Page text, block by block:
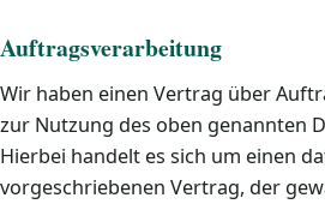
Auftragsverarbeitung
Wir haben einen Vertrag über
zur Nutzung des oben genannten
Hierbei handelt es sich um einen
vorgeschriebenen Vertrag, der